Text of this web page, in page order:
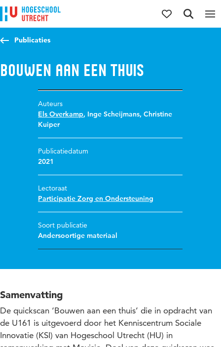
Direct naar de inhoud
Direct naar de hoofdnavigatie
Direct naar de zoekfunctie
Publicaties
Bouwen aan een thuis
Auteurs
Els Overkamp, Inge Scheijmans,Christine
Kuiper
Publicatiedatum
2021
Lectoraat
Participatie Zorg en Ondersteuning
Soort publicatie
Andersoortige materiaal
Samenvatting
De quickscan ‘Bouwen aan een thuis’ die in opdracht van
de U161 is uitgevoerd door het Kenniscentrum Sociale
Innovatie (KSI) van Hogeschool Utrecht (HU) in